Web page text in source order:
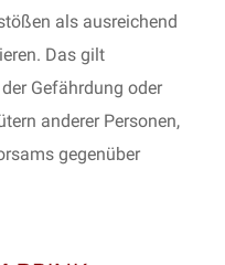
als ausreichend
Das gilt
Gefährdung oder
anderer Personen,
gegenüber